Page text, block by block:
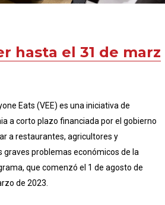
hasta el 31 de marz
Eats (VEE) es una iniciativa de
a corto plazo financiada por el gobierno
a restaurantes, agricultores y
graves problemas económicos de la
que comenzó el 1 de agosto de
de 2023.